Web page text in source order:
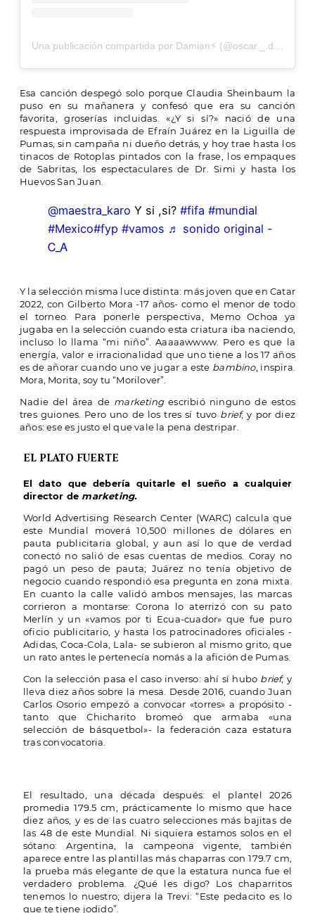
Esa canción despegó solo porque Claudia Sheinbaum la
puso en su mañanera y confesó que era su canción
favorita, groserías incluidas. «¿Y si sí?» nació de una
respuesta improvisada de Efraín Juárez en la Liguilla de
Pumas, sin campaña ni dueño detrás, y hoy trae hasta los
tinacos de Rotoplas pintados con la frase, los empaques
de Sabritas, los espectaculares de Dr. Simi y hasta los
Huevos San Juan.
@maestra_karo Y si ,si? #fifa #mundial
#Mexico#fyp #vamos ♬ sonido original -
Ꮯ_Ꭺ
Y la selección misma luce distinta: más joven que en Catar
2022, con Gilberto Mora -17 años- como el menor de todo
el torneo. Para ponerle perspectiva, Memo Ochoa ya
jugaba en la selección cuando esta criatura iba naciendo,
incluso lo llama “mi niño”. Aaaaawwww. Pero es que la
energía, valor e irracionalidad que uno tiene a los 17 años
es de añorar cuando uno ve jugar a este bambino, inspira.
Mora, Morita, soy tu “Morilover”.
Nadie del área de marketingescribió ninguno de estos
tres guiones. Pero uno de los tres sí tuvo brief, y por diez
años: ese es justo el que vale la pena destripar.
EL PLATO FUERTE
El dato que debería quitarle el sueño a cualquier
director de marketing.
World Advertising Research Center (WARC) calcula que
este Mundial moverá 10,500 millones de dólares en
pauta publicitaria global, y aun así lo que de verdad
conectó no salió de esas cuentas de medios. Coray no
pagó un peso de pauta; Juárez no tenía objetivo de
negocio cuando respondió esa pregunta en zona mixta.
En cuanto la calle validó ambos mensajes, las marcas
corrieron a montarse: Corona lo aterrizó con su pato
Merlín y un «vamos por ti Ecua-cuador» que fue puro
oficio publicitario, y hasta los patrocinadores oficiales -
Adidas, Coca-Cola, Lala- se subieron al mismo grito, que
un rato antes le pertenecía nomás a la afición de Pumas.
Con la selección pasa el caso inverso: ahí sí hubo brief, y
lleva diez años sobre la mesa. Desde 2016, cuando Juan
Carlos Osorio empezó a convocar «torres» a propósito -
tanto que Chicharito bromeó que armaba «una
selección de básquetbol»- la federación caza estatura
tras convocatoria.
El resultado, una década después: el plantel 2026
promedia 179.5 cm, prácticamente lo mismo que hace
diez años, y es de las cuatro selecciones más bajitas de
las 48 de este Mundial. Ni siquiera estamos solos en el
sótano: Argentina, la campeona vigente, también
aparece entre las plantillas más chaparras con 179.7 cm,
la prueba más elegante de que la estatura nunca fue el
verdadero problema. ¿Qué les digo? Los chaparritos
tenemos lo nuestro; dijera la Trevi: “Este pedacito es lo
que te tiene jodido”.